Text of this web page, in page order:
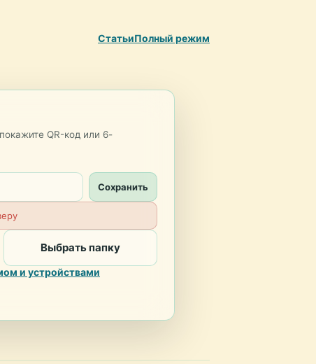
СтатьиПолный режим
QR-код или 6-
Сохранить
Выбрать папку
и устройствами